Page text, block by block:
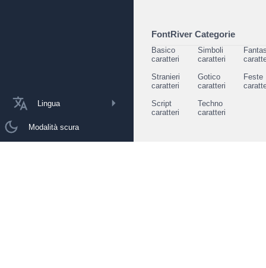
Lingua
Modalità scura
FontRiver Categorie
Basico
caratteri
Simboli
caratteri
Stranieri
caratteri
Gotico
caratteri
Feste
Script
caratteri
Techno
caratteri